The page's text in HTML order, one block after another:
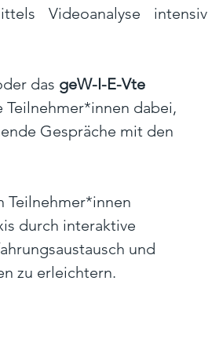
Videoanalyse intensiv
das geW-I-E-Vte
dabei,
Gespräche mit den
Teilnehmer*innen
durch interaktive
und
zu erleichtern.